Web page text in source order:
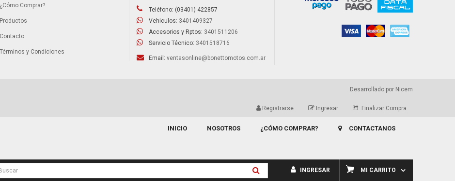
¿Cómo Comprar?
Productos
Contacto
Términos y Condiciones
Teléfono: (03401) 422857
Vehiculos: 3401409327
Accesorios y Rptos: 3401511206
Servicio Técnico: 3401518716
Email: ventasonline@bonettomotos.com.ar
Desarrollado por Nicem
Registrarse Ingresar Finalizar Compra
INICIO NOSOTROS ¿CÓMO COMPRAR? CONTACTANOS
MI CARRITO
INGRESAR